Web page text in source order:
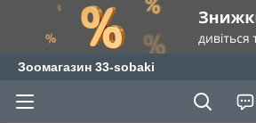
Зоомагазин 33-sobaki